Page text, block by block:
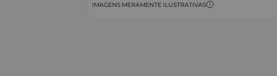
IMAGENS MERAMENTE ILUSTRATIVAS